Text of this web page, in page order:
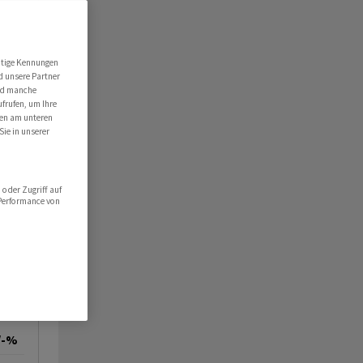
%
Kennungen
unsere Partner
manche
um Ihre
am unteren
in unserer
oder Zugriff auf
von